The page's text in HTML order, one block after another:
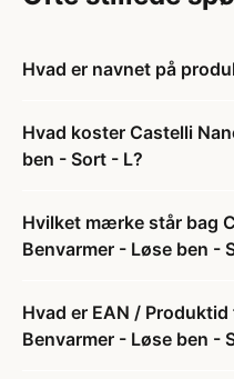
Hvad er navnet på
Hvad koster Castelli
ben - Sort - L?
Hvilket mærke står bag
Benvarmer - Løse ben -
Hvad er EAN /
Benvarmer - Løse ben -